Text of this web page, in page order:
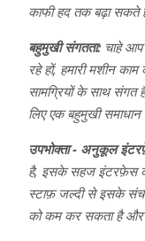
काफी हद तक बढ़ा सकते
बहुमुखी संगतता:चाहे आप
रहे हों, हमारी मशीन
सामग्रियों के साथ
लिए एक बहुमुखी
उपभोक्ता - अनुकूल
है, इसके सहज इंटरफ़ेस
स्टाफ़ जल्दी से इसके
को कम कर सकता है और